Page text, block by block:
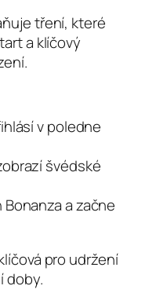
tření, které
a klíčový
v poledne
švédské
a začne
pro udržení
doby.